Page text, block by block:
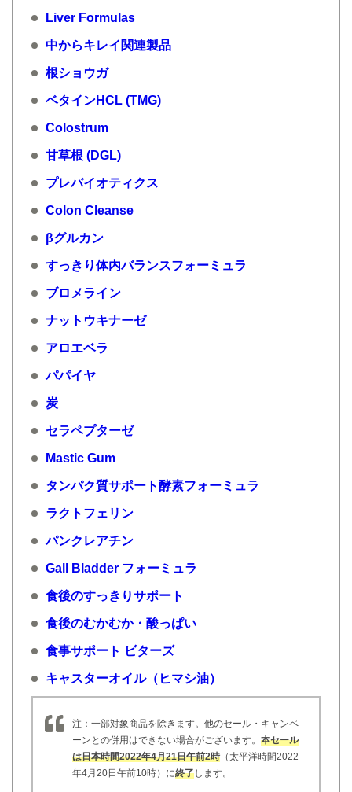
Liver Formulas
中からキレイ関連製品
根ショウガ
ベタインHCL (TMG)
Colostrum
甘草根 (DGL)
プレバイオティクス
Colon Cleanse
βグルカン
すっきり体内バランスフォーミュラ
ブロメライン
ナットウキナーゼ
アロエベラ
パパイヤ
炭
セラペプターゼ
Mastic Gum
タンパク質サポート酵素フォーミュラ
ラクトフェリン
パンクレアチン
Gall Bladder フォーミュラ
食後のすっきりサポート
食後のむかむか・酸っぱい
食事サポート ビターズ
キャスターオイル（ヒマシ油）
注：一部対象商品を除きます。他のセール・キャンペ
ーンとの併用はできない場合がございます。本セール
は日本時間2022年4月21日午前2時 （太平洋時間2022
年4月20日午前10時）に終了します。